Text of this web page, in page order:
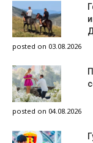
posted on 03.08.2026
posted on 04.08.2026